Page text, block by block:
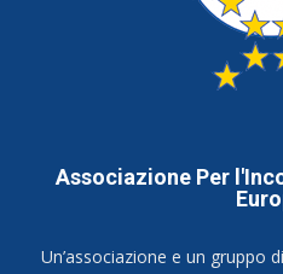
Associazione Per
Un’associazione e un gruppo